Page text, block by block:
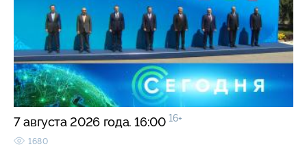
7 августа 2026 года. 16:00 16+
1680